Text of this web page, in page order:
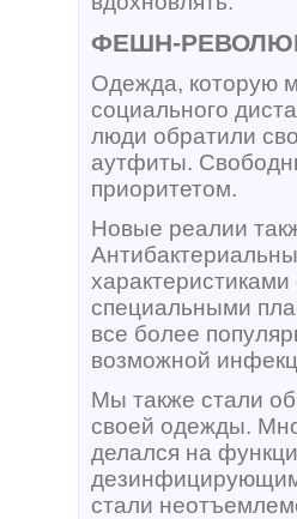
ФЕШН-
Одежда, которую
социального
люди обратили
аутфиты.
приоритетом.
Новые реалии
специальными
все более
возможной
Мы также стали
своей одежды.
делался на
стали